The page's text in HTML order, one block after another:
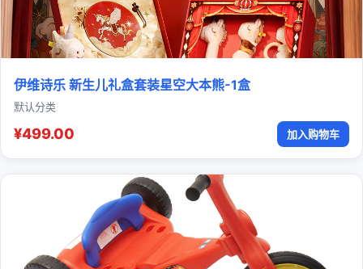
伊维诗乐 新生儿礼盒套装星空大本熊-1盒
默认分类
¥499.00 加入购物车